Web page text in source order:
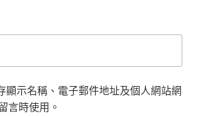
顯示名稱、電子郵件地址及個人網站網
言時使用。